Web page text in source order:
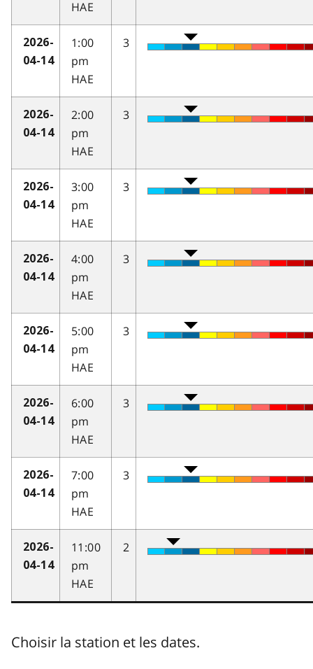
HAE
2026-
04-14
1:00
pm
HAE
3
2026-
04-14
2:00
pm
HAE
3
2026-
04-14
3:00
pm
HAE
3
2026-
04-14
4:00
pm
HAE
3
2026-
04-14
5:00
pm
HAE
3
2026-
04-14
6:00
pm
HAE
3
2026-
04-14
7:00
pm
HAE
3
2026-
04-14
11:00
pm
HAE
2
Choisir la station et les dates.